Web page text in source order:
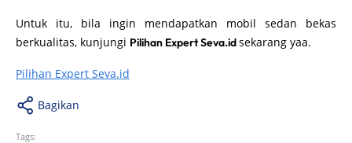
Untuk itu, bila ingin mendapatkan mobil sedan bekas
berkualitas, kunjungi Pilihan Expert Seva.idsekarang yaa.
Pilihan Expert Seva.id
Bagikan
Tags: